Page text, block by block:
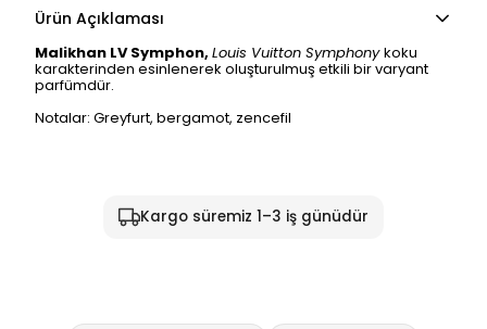
Ürün Açıklaması
Malikhan LV Symphon, Louis Vuitton Symphony koku
karakterinden esinlenerek oluşturulmuş etkili bir varyant
parfümdür.
Notalar: Greyfurt, bergamot, zencefil
Kargo süremiz 1–3 iş günüdür